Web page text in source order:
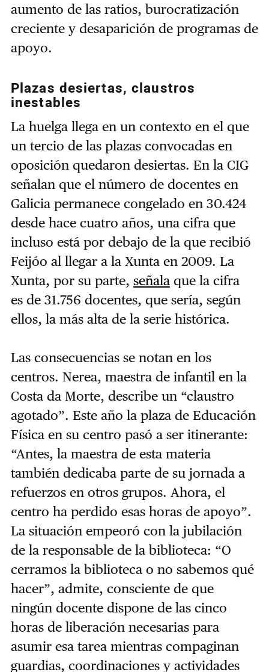
aumento de las ratios, burocratización
creciente y desaparición de programas de
apoyo.
Plazas desiertas, claustros
inestables
La huelga llega en un contexto en el que
un tercio de las plazas convocadas en
oposición quedaron desiertas. En la CIG
señalan que el número de docentes en
Galicia permanece congelado en 30.424
desde hace cuatro años, una cifra que
incluso está por debajo de la que recibió
Feijóo al llegar a la Xunta en 2009. La
Xunta, por su parte, señalaque la cifra
es de 31.756 docentes, que sería, según
ellos, la más alta de la serie histórica.
Las consecuencias se notan en los
centros. Nerea, maestra de infantil en la
Costa da Morte, describe un “claustro
agotado”. Este año la plaza de Educación
Física en su centro pasó a ser itinerante:
“Antes, la maestra de esta materia
también dedicaba parte de su jornada a
refuerzos en otros grupos. Ahora, el
centro ha perdido esas horas de apoyo”.
La situación empeoró con la jubilación
de la responsable de la biblioteca: “O
cerramos la biblioteca o no sabemos qué
hacer”, admite, consciente de que
ningún docente dispone de las cinco
horas de liberación necesarias para
asumir esa tarea mientras compaginan
guardias, coordinaciones y actividades